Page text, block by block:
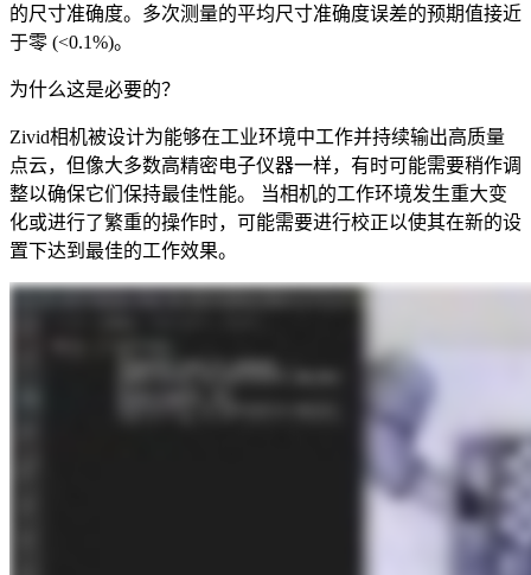
的尺寸准确度。多次测量的平均尺寸准确度误差的预期值接近
于零 (<0.1%)。
为什么这是必要的？
Zivid相机被设计为能够在工业环境中工作并持续输出高质量
点云，但像大多数高精密电子仪器一样，有时可能需要稍作调
整以确保它们保持最佳性能。 当相机的工作环境发生重大变
化或进行了繁重的操作时，可能需要进行校正以使其在新的设
置下达到最佳的工作效果。